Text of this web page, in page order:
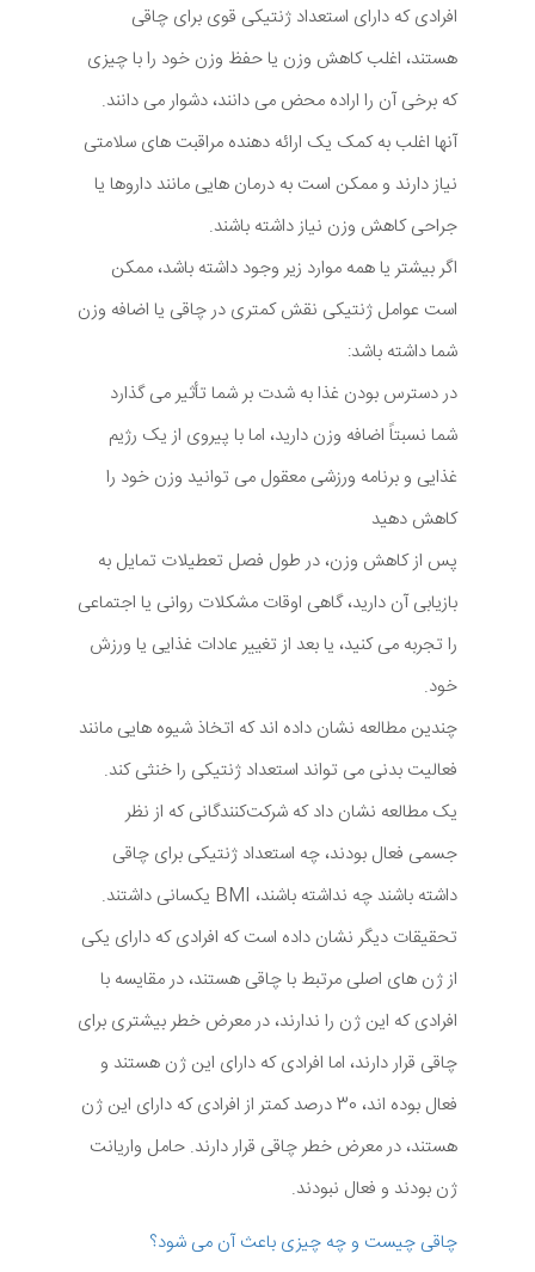
افرادی که دارای استعداد ژنتیکی قوی برای چاقی
هستند، اغلب کاهش وزن یا حفظ وزن خود را با چیزی
که برخی آن را اراده محض می دانند، دشوار می دانند.
آنها اغلب به کمک یک ارائه دهنده مراقبت های سلامتی
نیاز دارند و ممکن است به درمان هایی مانند داروها یا
جراحی کاهش وزن نیاز داشته باشند.
اگر بیشتر یا همه موارد زیر وجود داشته باشد، ممکن
است عوامل ژنتیکی نقش کمتری در چاقی یا اضافه وزن
شما داشته باشد:
در دسترس بودن غذا به شدت بر شما تأثیر می گذارد
شما نسبتاً اضافه وزن دارید، اما با پیروی از یک رژیم
غذایی و برنامه ورزشی معقول می توانید وزن خود را
کاهش دهید
پس از کاهش وزن، در طول فصل تعطیلات تمایل به
بازیابی آن دارید، گاهی اوقات مشکلات روانی یا اجتماعی
را تجربه می کنید، یا بعد از تغییر عادات غذایی یا ورزش
خود.
چندین مطالعه نشان داده اند که اتخاذ شیوه هایی مانند
فعالیت بدنی می تواند استعداد ژنتیکی را خنثی کند.
یک مطالعه نشان داد که شرکت‌کنندگانی که از نظر
جسمی فعال بودند، چه استعداد ژنتیکی برای چاقی
داشته باشند چه نداشته باشند، BMI یکسانی داشتند.
تحقیقات دیگر نشان داده است که افرادی که دارای یکی
از ژن های اصلی مرتبط با چاقی هستند، در مقایسه با
افرادی که این ژن را ندارند، در معرض خطر بیشتری برای
چاقی قرار دارند، اما افرادی که دارای این ژن هستند و
فعال بوده اند، 30 درصد کمتر از افرادی که دارای این ژن
هستند، در معرض خطر چاقی قرار دارند. حامل واریانت
ژن بودند و فعال نبودند.
چاقی چیست و چه چیزی باعث آن می شود؟